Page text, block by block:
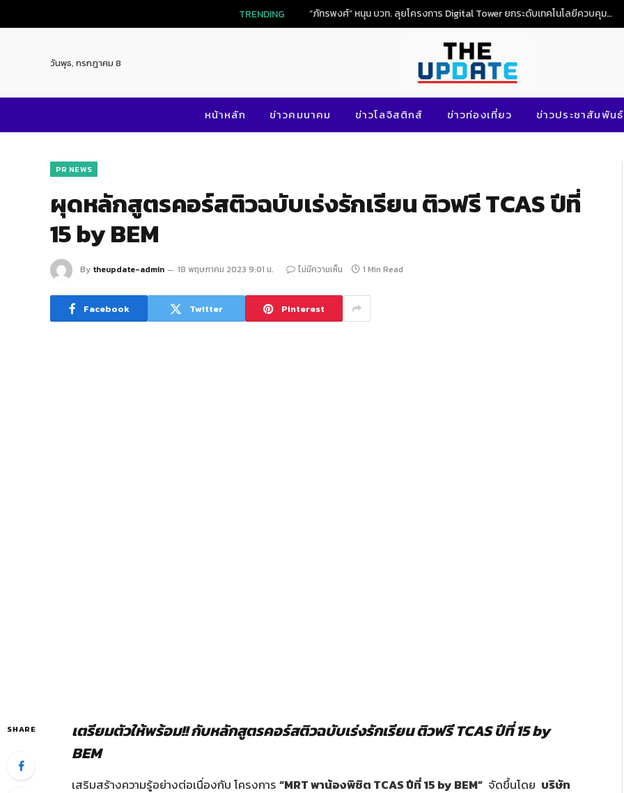
TRENDING “ภัทรพงศ์” หนุน บวท. ลุยโครงการ Digital Tower ยกระดับเทคโนโลยีควบคุมจราจรทางอากาศไทย
วันพุธ, กรกฎาคม 8
หน้าหลัก ข่าวคมนาคม ข่าวโลจิสติกส์ ข่าวท่องเที่ยว ข่าวประชาสัมพันธ์
PR NEWS
ผุดหลักสูตรคอร์สติวฉบับเร่งรักเรียน ติวฟรี TCAS ปีที่
15 by BEM
By theupdate-admin 18 พฤษภาคม 2023 9:01 น. ไม่มีความเห็น 1 Min Read
Facebook Twitter Pinterest
SHARE เตรียมตัวให้พร้อม!! กับหลักสูตรคอร์สติวฉบับเร่งรักเรียน ติวฟรี TCAS ปีที่ 15 by
BEM
เสริมสร้างความรู้อย่างต่อเนื่องกับ โครงการ “MRT พาน้องพิชิต TCAS ปีที่ 15 by BEM” จัดขึ้นโดย บริษัท